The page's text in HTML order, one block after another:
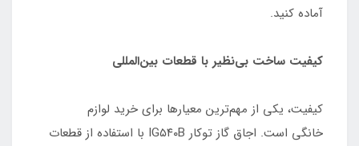
آماده کنید.
کیفیت ساخت بی‌نظیر با قطعات بین‌المللی
کیفیت، یکی از مهم‌ترین معیارها برای خرید لوازم
خانگی است. اجاق گاز توکار IG۵۴۰B با استفاده از قطعات